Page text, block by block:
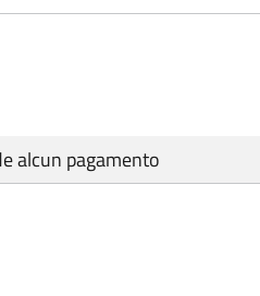
alcun pagamento